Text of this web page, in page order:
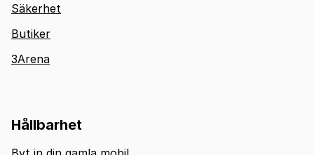
Säkerhet
Butiker
3Arena
Hållbarhet